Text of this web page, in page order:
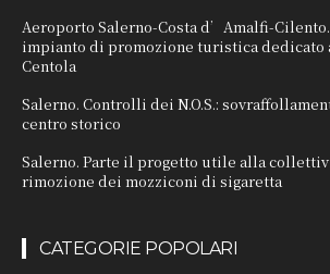
Aeroporto Salerno-Costa d’Amalfi-
impianto di promozione turistica dedicato
Centola
Salerno. Controlli dei N.O.S.:
centro storico
Salerno. Parte il progetto utile alla
rimozione dei mozziconi di sigaretta
CATEGORIE POPOLARI